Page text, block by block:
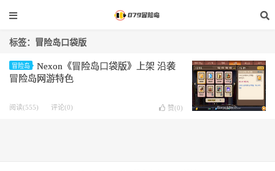
标签：冒险岛口袋版
冒险岛
Nexon《冒险岛口袋版》上架 沿袭
冒险岛网游特色
阅读(555) 评论(0) 赞(0)